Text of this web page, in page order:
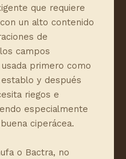
que requiere
un alto contenido
de
campos
primero como
y después
riegos e
especialmente
ciperácea.
o Bactra, no